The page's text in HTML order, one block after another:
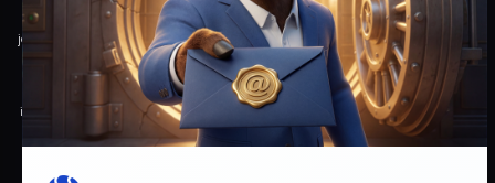
Burzovního Světa vycházejí z veřejně dostupných a důvěryhodných zdrojů. Při
jejich zpracování je postupováno s odbornou péčí a cílem poskytovat čtenářům
objektivní, aktuální a srozumitelné informace. Obsah internetových stránek
slouží výhradně k informačním a vzdělávacím účelům. Nepředstavuje
individuální investiční doporučení, investiční poradenství ani nabídku či výzvu
ke koupi nebo prodeji konkrétních finančních nástrojů. Veškeré názory, odhady,